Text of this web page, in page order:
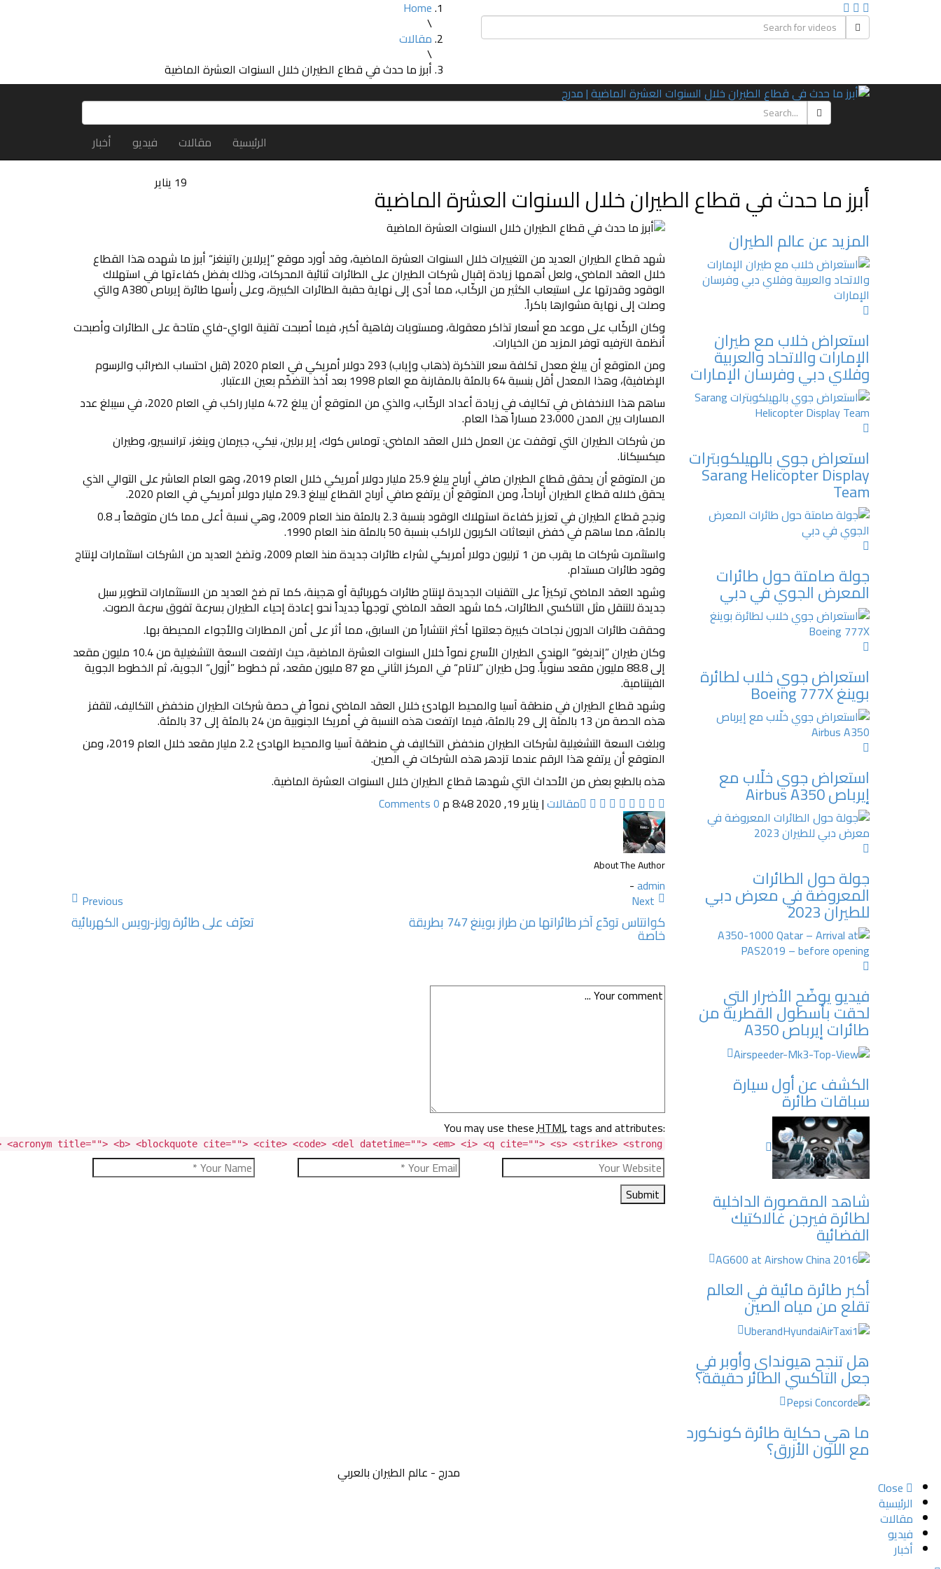
Home
\
مقالات
\
أبرز ما حدث في قطاع الطيران خلال السنوات العشرة الماضية
الرئيسية مقالات فيديو أخبار
أبرز ما حدث في قطاع الطيران خلال السنوات العشرة الماضية 19 يناير
شهد قطاع الطيران العديد من التغييرات خلال السنوات العشرة الماضية، وقد أورد موقع ”إيرلاين راتينغز“ أبرز ما شهده هذا القطاع
خلال العقد الماضي، ولعل أهمها زيادة إقبال شركات الطيران على الطائرات ثنائية المحركات، وذلك بفضل كفاءتها في استهلاك
الوقود وقدرتها على استيعاب الكثير من الركّاب، مما أدى إلى نهاية حقبة الطائرات الكبيرة، وعلى رأسها طائرة إيرباص A380 والتي
وصلت إلى نهاية مشوارها باكراً.
وكان الركّاب على موعد مع أسعار تذاكر معقولة، ومستويات رفاهية أكبر، فيما أصبحت تقنية الواي-فاي متاحة على الطائرات وأصبحت
أنظمة الترفيه توفر المزيد من الخيارات.
ومن المتوقع أن يبلغ معدل تكلفة سعر التذكرة (ذهاب وإياب) 293 دولار أمريكي في العام 2020 (قبل احتساب الضرائب والرسوم
الإضافية)، وهذا المعدل أقل بنسبة 64 بالمئة بالمقارنة مع العام 1998 بعد أخذ التضخّم بعين الاعتبار.
ساهم هذا الانخفاض في تكاليف في زيادة أعداد الركّاب، والذي من المتوقع أن يبلغ 4.72 مليار راكب في العام 2020، في سيبلغ عدد
المسارات بين المدن 23،000 مساراً هذا العام.
من شركات الطيران التي توقفت عن العمل خلال العقد الماضي: توماس كوك، إير برلين، نيكي، جيرمان وينغز، ترانسيرو، وطيران
ميكسيكانا.
من المتوقع أن يحقق قطاع الطيران صافي أرباح يبلغ 25.9 مليار دولار أمريكي خلال العام 2019، وهو العام العاشر على التوالي الذي
يحقق خلاله قطاع الطيران أرباحاً، ومن المتوقع أن يرتفع صافي أرباح القطاع ليبلغ 29.3 مليار دولار أمريكي في العام 2020.
ونجح قطاع الطيران في تعزيز كفاءة استهلاك الوقود بنسبة 2.3 بالمئة منذ العام 2009، وهي نسبة أعلى مما كان متوقعاً بـ 0.8
بالمئة، مما ساهم في خفض انبعاثات الكربون للراكب بنسبة 50 بالمئة منذ العام 1990.
واستثمرت شركات ما يقرب من 1 ترليون دولار أمريكي لشراء طائرات جديدة منذ العام 2009، وتضخ العديد من الشركات استثمارات لإنتاج
وقود طائرات مستدام.
وشهد العقد الماضي تركيزاً على التقنيات الجديدة لإنتاج طائرات كهربائية أو هجينة، كما تم ضخ العديد من الاستثمارات لتطوير سبل
جديدة للتنقل مثل التاكسي الطائرات، كما شهد العقد الماضي توجهاً جديداً نحو إعادة إحياء الطيران بسرعة تفوق سرعة الصوت.
وحققت طائرات الدرون نجاحات كبيرة جعلتها أكثر انتشاراً من السابق، مما أثر على أمن المطارات والأجواء المحيطة بها.
وكان طيران ”إنديغو“ الهندي الطيران الأسرع نمواً خلال السنوات العشرة الماضية، حيث ارتفعت السعة التشغيلية من 10.4 مليون مقعد
إلى 88.8 مليون مقعد سنوياً. وحل طيران ”لاتام“ في المركز الثاني مع 87 مليون مقعد، ثم خطوط ”أزول“ الجوية، ثم الخطوط الجوية
الفيتنامية.
وشهد قطاع الطيران في منطقة آسيا والمحيط الهادئ خلال العقد الماضي نمواً في حصة شركات الطيران منخفض التكاليف، لتقفز
هذه الحصة من 13 بالمئة إلى 29 بالمئة، فيما ارتفعت هذه النسبة في أمريكا الجنوبية من 24 بالمئة إلى 37 بالمئة.
وبلغت السعة التشغيلية لشركات الطيران منخفض التكاليف في منطقة آسيا والمحيط الهادئ 2.2 مليار مقعد خلال العام 2019، ومن
المتوقع أن يرتفع هذا الرقم عندما تزدهر هذه الشركات في الصين.
هذه بالطبع بعض من الأحداث التي شهدها قطاع الطيران خلال السنوات العشرة الماضية.
مقالات|يناير 19, 2020 8:48 م 0 Comments
About The Author
admin
-
Previous
تعرّف على طائرة رولز-رويس الكهربائية
Next
كوانتاس تودّع آخر طائراتها من طراز بوينغ 747 بطريقة
خاصة
You may use theseHTMLtags and attributes:
title=""> <b> <blockquote cite=""> <cite> <code> <del datetime=""> <em> <i> <q cite=""> <s> <strike> <strong>
المزيد عن عالم الطيران
استعراض خلاب مع طيران
الإمارات والاتحاد والعربية
وفلاي دبي وفرسان الإمارات
استعراض جوي بالهيلكوبترات
Sarang Helicopter Display
Team
جولة صامتة حول طائرات
المعرض الجوي في دبي
استعراض جوي خلاب لطائرة
بوينغ Boeing 777X
استعراض جوي خلّاب مع
إيرباص Airbus A350
جولة حول الطائرات
المعروضة في معرض دبي
للطيران 2023
فيديو يوضّح الأضرار التي
لحقت بأسطول القطرية من
طائرات إيرباص A350
الكشف عن أول سيارة
سباقات طائرة
شاهد المقصورة الداخلية
لطائرة فيرجن غالاكتيك
الفضائية
أكبر طائرة مائية في العالم
تقلع من مياه الصين
هل تنجح هيونداي وأوبر في
جعل التاكسي الطائر حقيقة؟
ما هي حكاية طائرة كونكورد
مع اللون الأزرق؟
مدرج - عالم الطيران بالعربي
الرئيسية
مقالات
فيديو
أخبار